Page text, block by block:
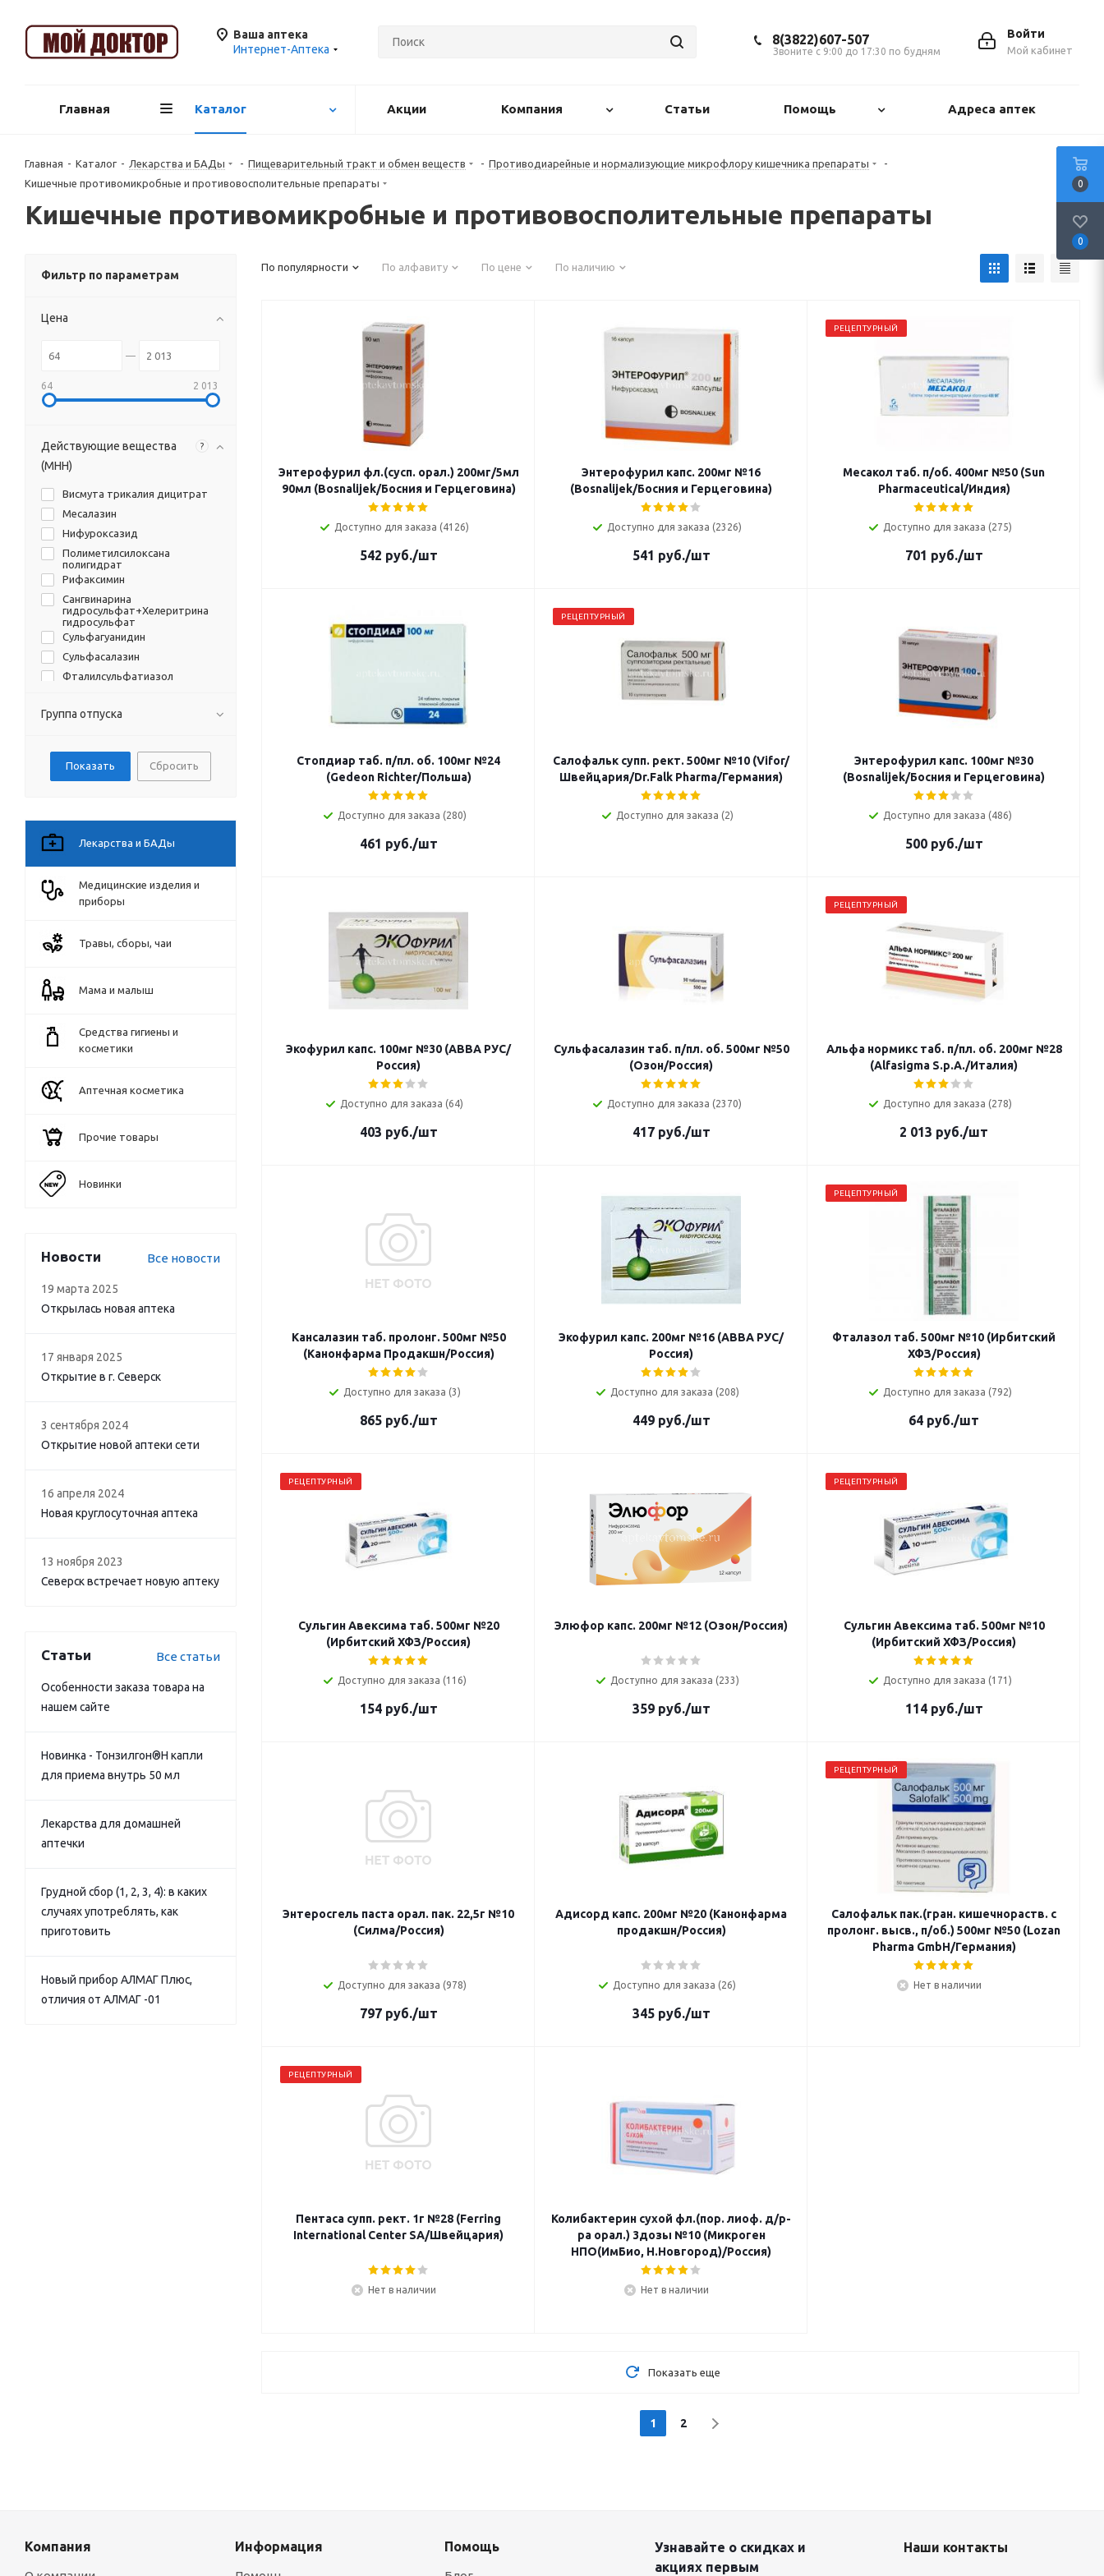
Ваша аптека
Интернет-Аптека
Войти
Мой кабинет
8(3822)607-507
Звоните с 9:00 до 17:30 по будням
Главная Каталог Акции Компания Статьи Помощь Адреса аптек
Главная - Каталог - Лекарства и БАДы - Пищеварительный тракт и обмен веществ - Противодиарейные и нормализующие микрофлору кишечника препараты
-
Кишечные противомикробные и противовосполительные препараты
Кишечные противомикробные и противовосполительные препараты
По популярности По алфавиту По цене По наличию
Энтерофурил фл.(сусп. орал.) 200мг/5мл
90мл (Bosnalijek/Босния и Герцеговина)
Доступно для заказа (4126)
542 руб./шт
Энтерофурил капс. 200мг №16
(Bosnalijek/Босния и Герцеговина)
Доступно для заказа (2326)
541 руб./шт
РЕЦЕПТУРНЫЙ
Месакол таб. п/об. 400мг №50 (Sun
Pharmaceutical/Индия)
Доступно для заказа (275)
701 руб./шт
Стопдиар таб. п/пл. об. 100мг №24
(Gedeon Richter/Польша)
Доступно для заказа (280)
461 руб./шт
РЕЦЕПТУРНЫЙ
Салофальк супп. рект. 500мг №10 (Vifor/
Швейцария/Dr.Falk Pharma/Германия)
Доступно для заказа (2)
Энтерофурил капс. 100мг №30
(Bosnalijek/Босния и Герцеговина)
Доступно для заказа (486)
500руб./шт
Экофурил капс. 100мг №30 (АВВА РУС/
Россия)
Доступно для заказа (64)
403 руб./шт
Сульфасалазин таб. п/пл. об. 500мг №50
(Озон/Россия)
Доступно для заказа (2370)
417руб./шт
РЕЦЕПТУРНЫЙ
Альфа нормикс таб. п/пл. об. 200мг №28
(Alfasigma S.p.A./Италия)
Доступно для заказа (278)
2 013 руб./шт
Кансалазин таб. пролонг. 500мг №50
(Канонфарма Продакшн/Россия)
Доступно для заказа (3)
865руб./шт
Экофурил капс. 200мг №16 (АВВА РУС/
Россия)
Доступно для заказа (208)
449руб./шт
РЕЦЕПТУРНЫЙ
Фталазол таб. 500мг №10 (Ирбитский
ХФЗ/Россия)
Доступно для заказа (792)
64 руб./шт
РЕЦЕПТУРНЫЙ
Сульгин Авексима таб. 500мг №20
(Ирбитский ХФЗ/Россия)
Доступно для заказа (116)
154руб./шт
Элюфор капс. 200мг №12 (Озон/Россия)
Доступно для заказа (233)
359руб./шт
РЕЦЕПТУРНЫЙ
Сульгин Авексима таб. 500мг №10
(Ирбитский ХФЗ/Россия)
Доступно для заказа (171)
114руб./шт
Энтеросгель паста орал. пак. 22,5г №10
(Силма/Россия)
Доступно для заказа (978)
797руб./шт
Адисорд капс. 200мг №20 (Канонфарма
продaкшн/Россия)
Доступно для заказа (26)
345руб./шт
РЕЦЕПТУРНЫЙ
Салофальк пак.(гран. кишечнораств. с
пролонг. высв., п/об.) 500мг №50 (Lozan
Pharma GmbH/Германия)
Нет в наличии
РЕЦЕПТУРНЫЙ
Пентаса супп. рект. 1г №28 (Ferring
International Center SA/Швейцария)
Нет в наличии
Колибактерин сухой фл.(пор. лиоф. д/р-
ра орал.) 3дозы №10 (Микроген
НПО(ИмБио, Н.Новгород)/Россия)
Нет в наличии
Показать еще
1 2
Фильтр по параметрам
Цена
64 2 013
Действующие вещества
(МНН)
?
Висмута трикалия дицитрат
Месалазин
Нифуроксазид
Полиметилсилоксана
полигидрат
Рифаксимин
Сангвинарина
гидросульфат+Хелеритрина
гидросульфат
Сульфагуанидин
Сульфасалазин
Фталилсульфатиазол
Группа отпуска
Сбросить
Лекарства и БАДы
Медицинские изделия и
приборы
Травы, сборы, чаи
Мама и малыш
Средства гигиены и
косметики
Аптечная косметика
Прочие товары
Новинки
Новости Все новости
19 марта 2025
Открылась новая аптека
17 января 2025
Открытие в г. Северск
3 сентября 2024
Открытие новой аптеки сети
16 апреля 2024
Новая круглосуточная аптека
13 ноября 2023
Северск встречает новую аптеку
Статьи Все статьи
Особенности заказа товара на
нашем сайте
Новинка - Тонзилгон®Н капли
для приема внутрь 50 мл
Лекарства для домашней
аптечки
Грудной сбор (1, 2, 3, 4): в каких
случаях употреблять, как
приготовить
Новый прибор АЛМАГ Плюс,
отличия от АЛМАГ -01
Компания Информация Помощь
Узнавайте о скидках и
акциях первым
Наши контакты
0
0